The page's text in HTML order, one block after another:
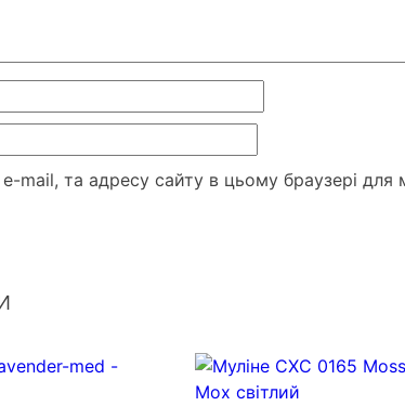
mail, та адресу сайту в цьому браузері для